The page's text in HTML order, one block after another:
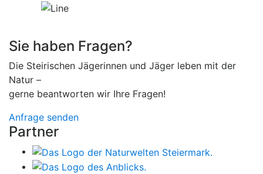
Sie haben Fragen?
Die Steirischen Jägerinnen und Jäger leben mit der
Natur –
gerne beantworten wir Ihre Fragen!
Anfrage senden
Partner